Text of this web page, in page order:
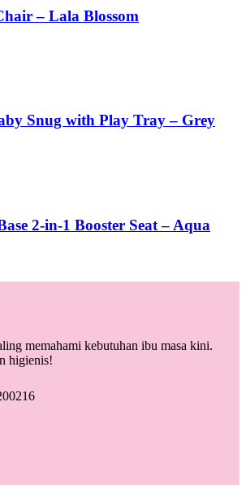
– Lala Blossom
Snug with Play Tray – Grey
2-in-1 Booster Seat – Aqua
memahami kebutuhan ibu masa kini.
higienis!